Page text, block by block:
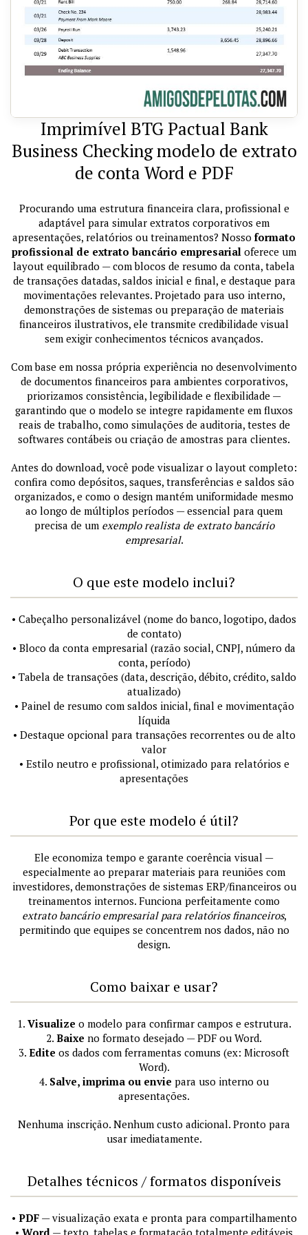
Imprimível BTG Pactual Bank
Business Checking modelo de extrato
de conta Word e PDF
Procurando uma estrutura financeira clara, profissional e
adaptável para simular extratos corporativos em
apresentações, relatórios ou treinamentos? Nosso formato
profissional de extrato bancário empresarial oferece um
layout equilibrado — com blocos de resumo da conta, tabela
de transações datadas, saldos inicial e final, e destaque para
movimentações relevantes. Projetado para uso interno,
demonstrações de sistemas ou preparação de materiais
financeiros ilustrativos, ele transmite credibilidade visual
sem exigir conhecimentos técnicos avançados.
Com base em nossa própria experiência no desenvolvimento
de documentos financeiros para ambientes corporativos,
priorizamos consistência, legibilidade e flexibilidade —
garantindo que o modelo se integre rapidamente em fluxos
reais de trabalho, como simulações de auditoria, testes de
softwares contábeis ou criação de amostras para clientes.
Antes do download, você pode visualizar o layout completo:
confira como depósitos, saques, transferências e saldos são
organizados, e como o design mantém uniformidade mesmo
ao longo de múltiplos períodos — essencial para quem
precisa de um exemplo realista de extrato bancário
empresarial.
O que este modelo inclui?
• Cabeçalho personalizável (nome do banco, logotipo, dados
de contato)
• Bloco da conta empresarial (razão social, CNPJ, número da
conta, período)
• Tabela de transações (data, descrição, débito, crédito, saldo
atualizado)
• Painel de resumo com saldos inicial, final e movimentação
líquida
• Destaque opcional para transações recorrentes ou de alto
valor
• Estilo neutro e profissional, otimizado para relatórios e
apresentações
Por que este modelo é útil?
Ele economiza tempo e garante coerência visual —
especialmente ao preparar materiais para reuniões com
investidores, demonstrações de sistemas ERP/financeiros ou
treinamentos internos. Funciona perfeitamente como
extrato bancário empresarial para relatórios financeiros,
permitindo que equipes se concentrem nos dados, não no
design.
Como baixar e usar?
1. Visualize o modelo para confirmar campos e estrutura.
2. Baixe no formato desejado — PDF ou Word.
3. Edite os dados com ferramentas comuns (ex: Microsoft
Word).
4. Salve, imprima ou envie para uso interno ou
apresentações.
Nenhuma inscrição. Nenhum custo adicional. Pronto para
usar imediatamente.
Detalhes técnicos / formatos disponíveis
• PDF— visualização exata e pronta para compartilhamento